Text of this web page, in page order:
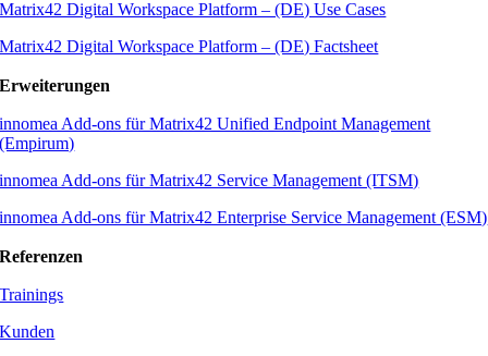
Matrix42 Digital Workspace Platform – (DE) Use Cases
Matrix42 Digital Workspace Platform – (DE) Factsheet
Erweiterungen
innomea Add-ons für Matrix42 Unified Endpoint Management
(Empirum)
innomea Add-ons für Matrix42 Service Management (ITSM)
innomea Add-ons für Matrix42 Enterprise Service Management (ESM)
Referenzen
Trainings
Kunden